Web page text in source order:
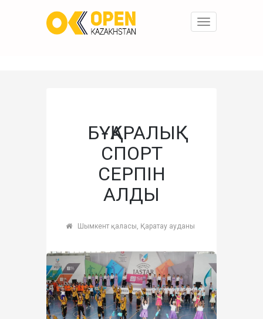
Toggle
БҰҚАРАЛЫҚ
СПОРТ
СЕРПІН
АЛДЫ
Шымкент қаласы, Қаратау ауданы